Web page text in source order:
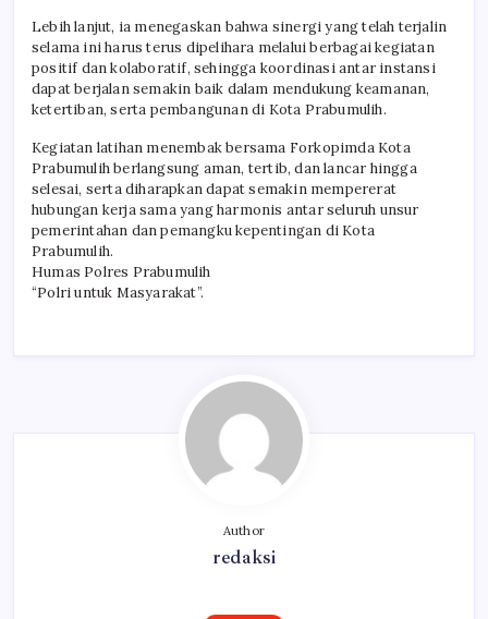
Lebih lanjut, ia menegaskan bahwa sinergi yang telah terjalin
selama ini harus terus dipelihara melalui berbagai kegiatan
positif dan kolaboratif, sehingga koordinasi antar instansi
dapat berjalan semakin baik dalam mendukung keamanan,
ketertiban, serta pembangunan di Kota Prabumulih.
Kegiatan latihan menembak bersama Forkopimda Kota
Prabumulih berlangsung aman, tertib, dan lancar hingga
selesai, serta diharapkan dapat semakin mempererat
hubungan kerja sama yang harmonis antar seluruh unsur
pemerintahan dan pemangku kepentingan di Kota
Prabumulih.
Humas Polres Prabumulih
“Polri untuk Masyarakat”.
Author
redaksi